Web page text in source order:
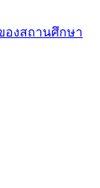
องสถานศึกษา